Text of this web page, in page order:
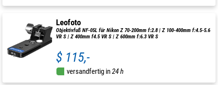
Leofoto
Objektivfuß NF-05L für Nikon Z 70-200mm f:2.8 | Z 100-400mm f:4.5-5.6
VR S | Z 400mm f4.5 VR S | Z 600mm f:6.3 VR S
$ 115,-
versandfertig in24 h